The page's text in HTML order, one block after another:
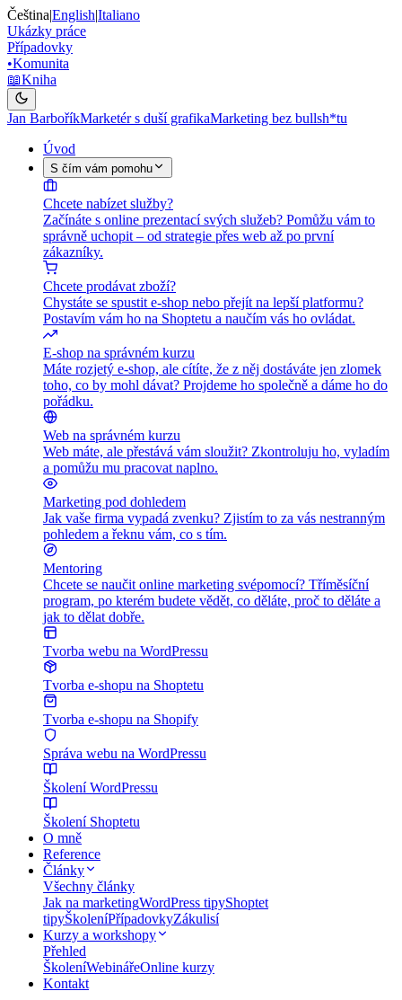
Čeština|English|Italiano
Ukázky práce
Případovky
•Komunita
📖Kniha
Jan BarboříkMarketér s duší grafikaMarketing bez bullsh*tu
Úvod
S čím vám pomohu
Chcete nabízet služby?
Začínáte s online prezentací svých služeb? Pomůžu vám to
správně uchopit – od strategie přes web až po první
zákazníky.
Chcete prodávat zboží?
Chystáte se spustit e-shop nebo přejít na lepší platformu?
Postavím vám ho na Shoptetu a naučím vás ho ovládat.
E-shop na správném kurzu
Máte rozjetý e-shop, ale cítíte, že z něj dostáváte jen zlomek
toho, co by mohl dávat? Projdeme ho společně a dáme ho do
pořádku.
Web na správném kurzu
Web máte, ale přestává vám sloužit? Zkontroluju ho, vyladím
a pomůžu mu pracovat naplno.
Marketing pod dohledem
Jak vaše firma vypadá zvenku? Zjistím to za vás nestranným
pohledem a řeknu vám, co s tím.
Mentoring
Chcete se naučit online marketing svépomocí? Tříměsíční
program, po kterém budete vědět, co děláte, proč to děláte a
jak to dělat dobře.
Tvorba webu na WordPressu
Tvorba e-shopu na Shoptetu
Tvorba e-shopu na Shopify
Správa webu na WordPressu
Školení WordPressu
Školení Shoptetu
O mně
Reference
Články
Všechny články
Jak na marketingWordPress tipyShoptet
tipyŠkoleníPřípadovkyZákulisí
Kurzy a workshopy
Přehled
ŠkoleníWebinářeOnline kurzy
Kontakt